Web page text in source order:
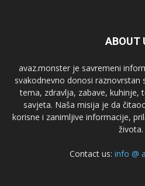
ABOUT
avaz.monster je savremeni
svakodnevno donosi raznovrstan
tema, zdravlja, zabave, kuhinje,
savjeta. Naša misija je da
korisne i zanimljive informacije,
života.
Contact us: info @